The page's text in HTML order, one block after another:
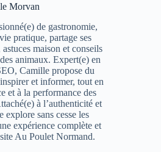
Morvan
de gastronomie,
pratique, partage ses
maison et conseils
animaux. Expert(e) en
Camille propose du
et informer, tout en
et à la performance des
à l’authenticité et
explore sans cesse les
expérience complète et
Au Poulet Normand.